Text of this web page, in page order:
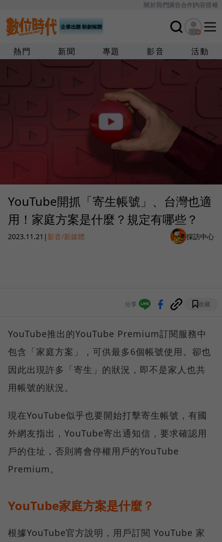
關於我們廣告合作內容授權
熱門 新聞 專題 影音 活動
YouTube開抓「寄生帳號」、台灣也適
用！家庭方案是什麼？規定有哪些？
2023.11.21 | 影音/新媒體 採訪中心
分享 收藏
YouTube推出的YouTube Premium訂閱服務中
包含「家庭方案」，可供最多6個帳號使用。卻也
因此出現許多「寄生」的狀況，即不是家人也共
用帳號的狀況。
現在YouTube似乎也要開始打擊寄生帳號，有國
外網友指出，YouTube寄出通知信，要求確認用
戶的住址，否則將會停權用戶的YouTube
Premium。
YouTube家庭方案是什麼？
根據YouTube官方說明，用戶訂閱 YouTube 家